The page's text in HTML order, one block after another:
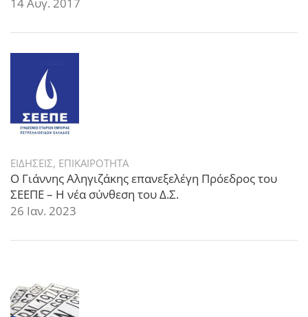
ΕΙΔΗΣΕΙΣ, ΕΠΙΚΑΙΡΟΤΗΤΑ
Ο Γιάννης Αληγιζάκης επανεξελέγη Πρόεδρος του
ΣΕΕΠΕ – Η νέα σύνθεση του Δ.Σ.
26 Ιαν. 2023